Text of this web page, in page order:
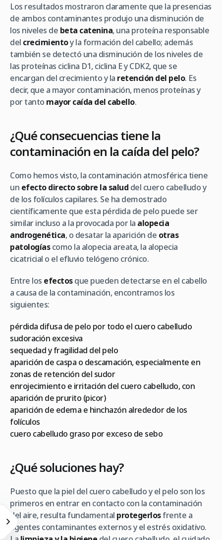
Los resultados mostraron claramente que la presencias
de ambos contaminantes produjo una disminución de
los niveles de beta catenina, una proteína responsable
del crecimientoy la formación del cabello; además
también se detectó una disminución de los niveles de
las proteínas ciclina D1, ciclina E y CDK2, que se
encargan del crecimiento y la retención del pelo. Es
decir, que a mayor contaminación, menos proteínas y
por tanto mayor caída del cabello.
¿Qué consecuencias tiene la
contaminación en la caída del pelo?
Como hemos visto, la contaminación atmosférica tiene
un efecto directo sobre la salud del cuero cabelludo y
de los folículos capilares. Se ha demostrado
científicamente que esta pérdida de pelo puede ser
similar incluso a la provocada por la alopecia
androgenética, o desatar la aparición de otras
patologíascomo la alopecia areata, la alopecia
cicatricial o el efluvio telógeno crónico.
Entre los efectosque pueden detectarse en el cabello
a causa de la contaminación, encontramos los
siguientes:
pérdida difusa de pelo por todo el cuero cabelludo
sudoración excesiva
sequedad y fragilidad del pelo
aparición de caspa o descamación, especialmente en
zonas de retención del sudor
enrojecimiento e irritación del cuero cabelludo, con
aparición de prurito (picor)
aparición de edema e hinchazón alrededor de los
folículos
cuero cabelludo graso por exceso de sebo
¿Qué soluciones hay?
Puesto que la piel del cuero cabelludo y el pelo son los
primeros en entrar en contacto con la contaminación
del aire, resulta fundamental protegerlosfrente a
agentes contaminantes externos y el estrés oxidativo.